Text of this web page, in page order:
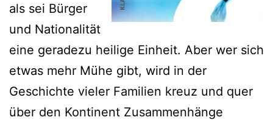
als sei Bürger
und Nationalität
eine geradezu heilige Einheit. Aber wer sich
etwas mehr Mühe gibt, wird in der
Geschichte vieler Familien kreuz und quer
über den Kontinent Zusammenhänge